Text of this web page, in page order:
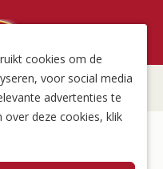
cookies om de
voor social media
advertenties te
over deze cookies, klik